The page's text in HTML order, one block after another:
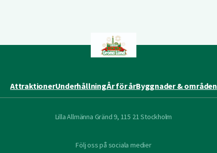
AttraktionerUnderhållningÅr för årByggnader & områden
Lilla Allmänna Gränd 9, 115 21 Stockholm
Följ oss på sociala medier